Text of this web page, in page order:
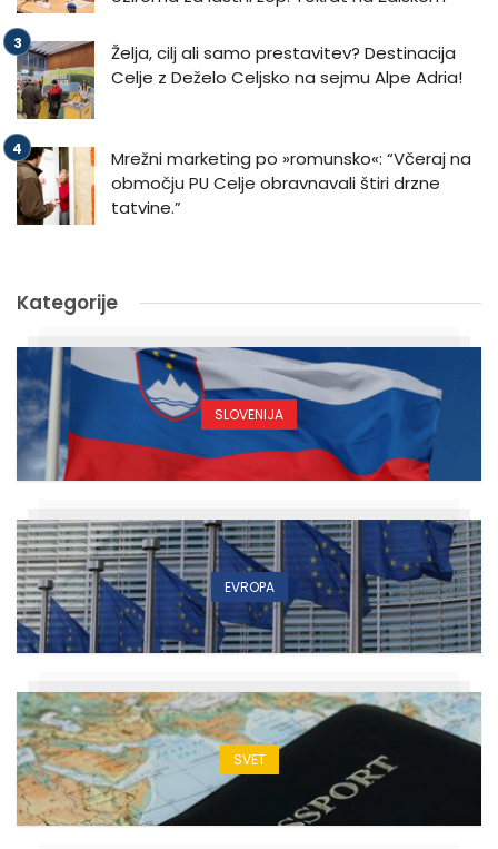
Želja, cilj ali samo prestavitev? Destinacija
Celje z Deželo Celjsko na sejmu Alpe Adria!
Mrežni marketing po »romunsko«: “Včeraj na
območju PU Celje obravnavali štiri drzne
tatvine.”
Kategorije
SLOVENIJA
EVROPA
SVET